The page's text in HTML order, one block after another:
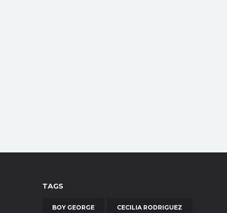
TAGS
BOY GEORGE CECILIA RODRIGUEZ